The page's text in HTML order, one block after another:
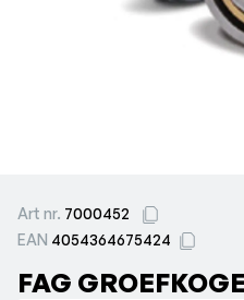
Art nr. 7000452
EAN 4054364675424
FAG